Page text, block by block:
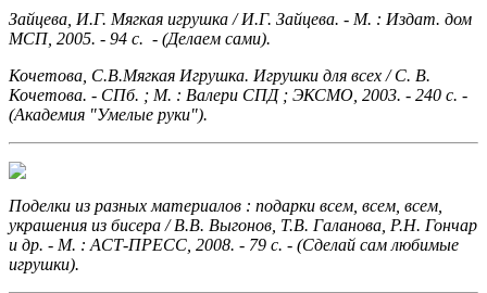
Зайцева, И.Г. Мягкая игрушка / И.Г. Зайцева. - М. : Издат. дом
МСП, 2005. - 94 с. - (Делаем сами).
Кочетова, С.В.Мягкая Игрушка. Игрушки для всех / С. В.
Кочетова. - СПб. ; М. : Валери СПД ; ЭКСМО, 2003. - 240 с. -
(Академия "Умелые руки").
Поделки из разных материалов : подарки всем, всем, всем,
украшения из бисера / В.В. Выгонов, Т.В. Галанова, Р.Н. Гончар
и др. - М. : АСТ-ПРЕСС, 2008. - 79 с. - (Сделай сам любимые
игрушки).